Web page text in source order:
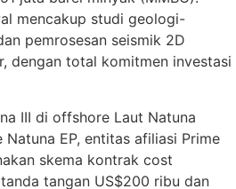
mencakup studi geologi-
pemrosesan seismik 2D
dengan total komitmen investasi
III di offshore Laut Natuna
EP, entitas afiliasi Prime
skema kontrak cost
tangan US$200 ribu dan